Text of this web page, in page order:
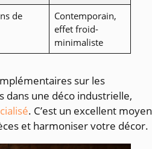
de
Contemporain,
effet froid-
minimaliste
sur les
dans une déco industrielle,
. C’est un excellent moyen
et harmoniser votre décor.